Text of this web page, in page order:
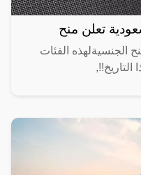
تعلن منح
الجنسيةلهذه الفئات